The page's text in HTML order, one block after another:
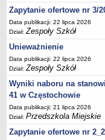
DEKLARACJA
OŚWIADCZENIA MAJĄTKOWE
PONOWNE
Zapytanie ofertowe nr 3/
Data publikacji: 22 lipca 2026
Dział:Zespoły Szkół
Unieważnienie
Data publikacji: 22 lipca 2026
Dział:Zespoły Szkół
Wyniki naboru na
41 w Częstochowie
Data publikacji: 21 lipca 2026
Dział:Przedszkola Miejskie
Zapytanie ofertowe nr